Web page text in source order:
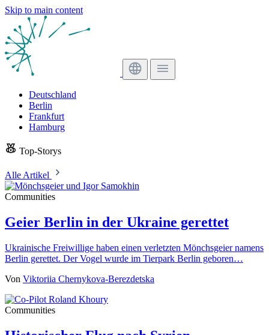
Skip to main content
Deutschland
Berlin
Frankfurt
Hamburg
Top-Storys
Alle Artikel
Communities
Geier Berlin in der Ukraine gerettet
Ukrainische Freiwillige haben einen verletzten Mönchsgeier namens
Berlin gerettet. Der Vogel wurde im Tierpark Berlin geboren…
Von Viktoriia Chernykova-Berezdetska
Communities